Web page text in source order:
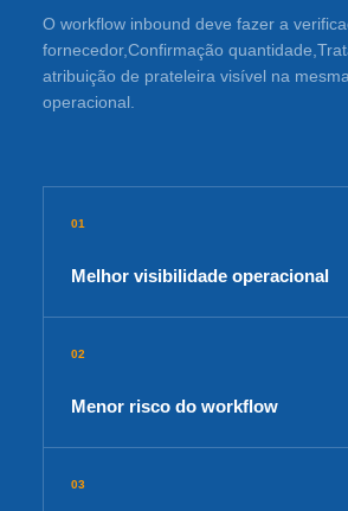
O workflow inbound deve fazer a
fornecedor,Confirmação
atribuição de prateleira visível na
operacional.
01
Melhor visibilidade operacional
02
Menor risco do workflow
03